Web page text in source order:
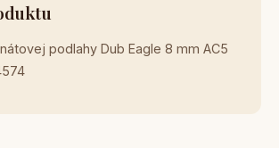
podlahy Dub Eagle 8 mm AC5